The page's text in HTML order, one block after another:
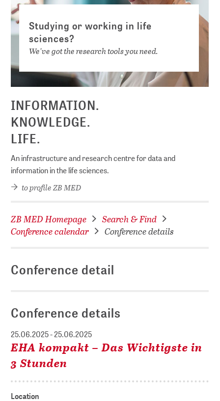
Studying or working in life
sciences?
We've got the research tools you need.
INFORMATION.
KNOWLEDGE.
LIFE.
An infrastructure and research centre for data and
information in the life sciences.
to profile ZB MED
ZB MED Homepage
Search & Find
Conference calendar
Conference details
Conference detail
Conference details
25.06.2025 - 25.06.2025
EHA kompakt – Das Wichtigste in
3 Stunden
Location